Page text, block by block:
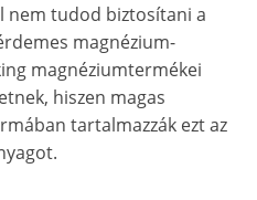
nem tudod biztosítani a
magnézium-
magnéziumtermékei
hiszen magas
tartalmazzák ezt az